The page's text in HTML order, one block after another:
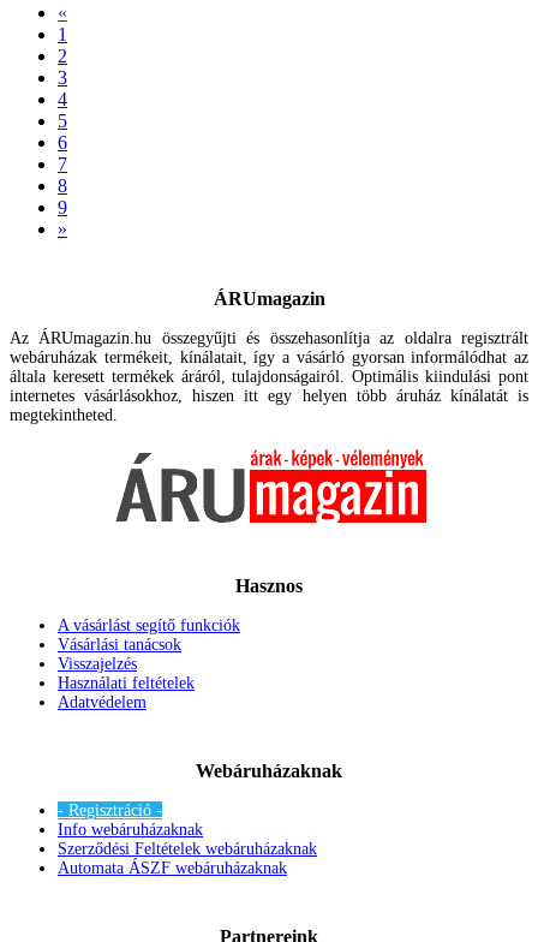
«
1
2
3
4
5
6
7
8
9
»
ÁRUmagazin
Az ÁRUmagazin.hu összegyűjti és összehasonlítja az oldalra regisztrált
webáruházak termékeit, kínálatait, így a vásárló gyorsan informálódhat az
általa keresett termékek áráról, tulajdonságairól. Optimális kiindulási pont
internetes vásárlásokhoz, hiszen itt egy helyen több áruház kínálatát is
megtekintheted.
Hasznos
A vásárlást segítő funkciók
Vásárlási tanácsok
Visszajelzés
Használati feltételek
Adatvédelem
Webáruházaknak
- Regisztráció -
Info webáruházaknak
Szerződési Feltételek webáruházaknak
Automata ÁSZF webáruházaknak
Partnereink